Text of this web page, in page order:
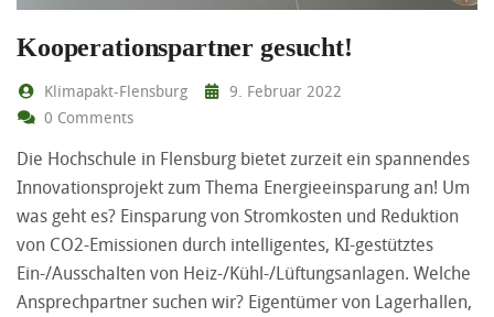
Kooperationspartner gesucht!
Klimapakt-Flensburg
9. Februar 2022
0 Comments
Die Hochschule in Flensburg bietet zurzeit ein spannendes
Innovationsprojekt zum Thema Energieeinsparung an! Um
was geht es? Einsparung von Stromkosten und Reduktion
von CO2-Emissionen durch intelligentes, KI-gestütztes
Ein-/Ausschalten von Heiz-/Kühl-/Lüftungsanlagen. Welche
Ansprechpartner suchen wir? Eigentümer von Lagerhallen,